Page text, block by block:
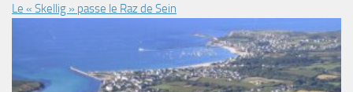
Le « Skellig » passe le Raz de Sein